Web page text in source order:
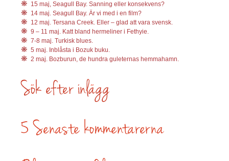
15 maj, Seagull Bay. Sanning eller konsekvens?
14 maj. Seagull Bay. Är vi med i en film?
12 maj. Tersana Creek. Eller – glad att vara svensk.
9 – 11 maj. Katt bland hermeliner i Fethyie.
7-8 maj. Turkisk blues.
5 maj. Inblåsta i Bozuk buku.
2 maj. Bozburun, de hundra guleternas hemmahamn.